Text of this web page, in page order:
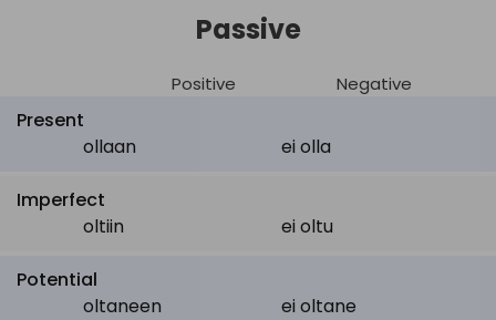
Passive
Positive Negative
Present
ollaan
ei olla
Imperfect
oltiin
ei oltu
Potential
oltaneen
ei oltane